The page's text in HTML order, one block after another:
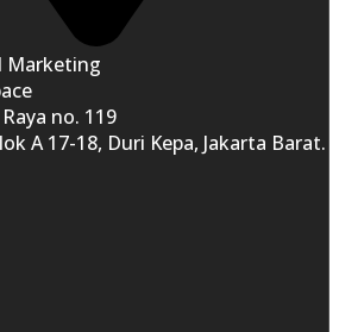
Marketing
no. 119
A 17-18, Duri Kepa, Jakarta Barat.